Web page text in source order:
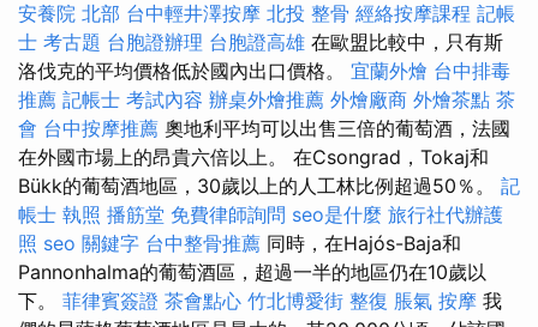
安養院 北部 台中輕井澤按摩 北投 整骨 經絡按摩課程 記帳
士 考古題 台胞證辦理 台胞證高雄 在歐盟比較中，只有斯
洛伐克的平均價格低於國內出口價格。 宜蘭外燴 台中排毒
推薦 記帳士 考試內容 辦桌外燴推薦 外燴廠商 外燴茶點 茶
會 台中按摩推薦 奧地利平均可以出售三倍的葡萄酒，法國
在外國市場上的昂貴六倍以上。 在Csongrad，Tokaj和
Bükk的葡萄酒地區，30歲以上的人工林比例超過50％。 記
帳士 執照 播筋堂 免費律師詢問 seo是什麼 旅行社代辦護
照 seo 關鍵字 台中整骨推薦 同時，在Hajós-Baja和
Pannonhalma的葡萄酒區，超過一半的地區仍在10歲以
下。 菲律賓簽證 茶會點心 竹北博愛街 整復 脹氣 按摩 我